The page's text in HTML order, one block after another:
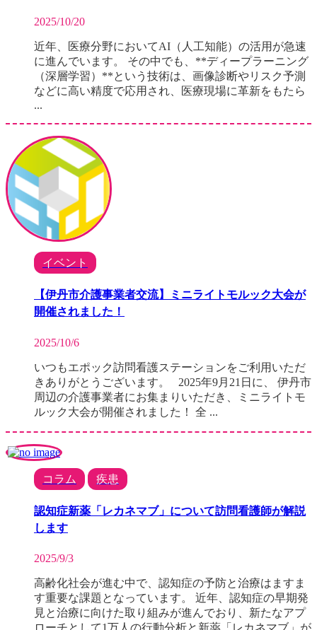
2025/10/20
近年、医療分野においてAI（人工知能）の活用が急速
に進んでいます。 その中でも、**ディープラーニング
（深層学習）**という技術は、画像診断やリスク予測
などに高い精度で応用され、医療現場に革新をもたら
...
イベント
【伊丹市介護事業者交流】ミニライトモルック大会が
開催されました！
2025/10/6
いつもエポック訪問看護ステーションをご利用いただ
きありがとうございます。 2025年9月21日に、 伊丹市
周辺の介護事業者にお集まりいただき、ミニライトモ
ルック大会が開催されました！ 全 ...
コラム 疾患
認知症新薬「レカネマブ」について訪問看護師が解説
します
2025/9/3
高齢化社会が進む中で、認知症の予防と治療はますま
す重要な課題となっています。 近年、認知症の早期発
見と治療に向けた取り組みが進んでおり、新たなアプ
ローチとして1万人の行動分析と新薬「レカネマブ」が